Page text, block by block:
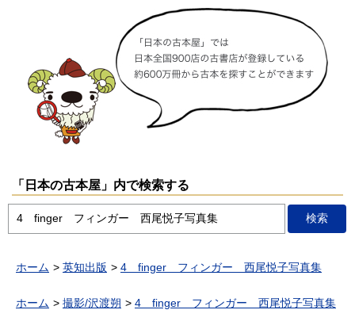
「日本の古本屋」内で検索する
ホーム 英知出版 4 finger フィンガー 西尾悦子写真集
ホーム 撮影/沢渡朔 4 finger フィンガー 西尾悦子写真集